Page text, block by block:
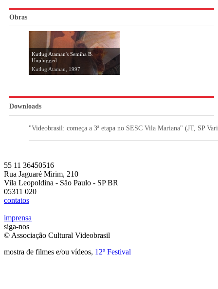
mostra de filmes e/ou vídeos, 12º Festival
Obras
Kutlug Ataman's Semiha B.
Unplugged
Kutlug Ataman, 1997
Downloads
"Videobrasil: começa a 3ª etapa no SESC Vila Mariana" (JT, SP
55 11 36450516
Rua Jaguaré Mirim, 210
Vila Leopoldina - São Paulo - SP BR
05311 020
contatos
imprensa
siga-nos
© Associação Cultural Videobrasil